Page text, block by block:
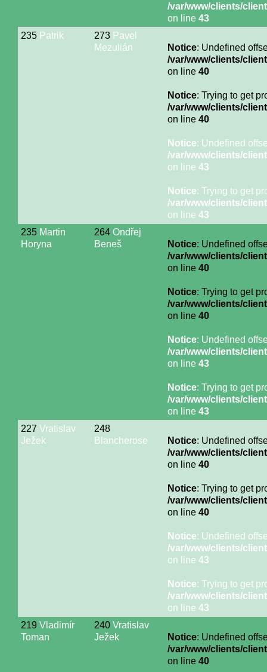
/var/www/clients/
on line 43
235 Patrik 273 Pavel
Mezulián
Notice: Undefined
/var/www/clients/
on line 40
Notice: Trying to get
/var/www/clients/
on line 40
Notice: Undefined
/var/www/clients/
on line 43
Notice: Trying to get
/var/www/clients/
on line 43
235 Martin
Horyna
264 Ondřej
Beneš
Notice: Undefined
/var/www/clients/
on line 40
Notice: Trying to get
/var/www/clients/
on line 40
Notice: Undefined
/var/www/clients/
on line 43
Notice: Trying to get
/var/www/clients/
on line 43
227 Vratislav
Ježek
248
Blancherose
Notice: Undefined
/var/www/clients/
on line 40
Notice: Trying to get
/var/www/clients/
on line 40
Notice: Undefined
/var/www/clients/
on line 43
Notice: Trying to get
/var/www/clients/
on line 43
219 Vladimír
Toman
240 Vratislav
Ježek
Notice: Undefined
/var/www/clients/
on line 40